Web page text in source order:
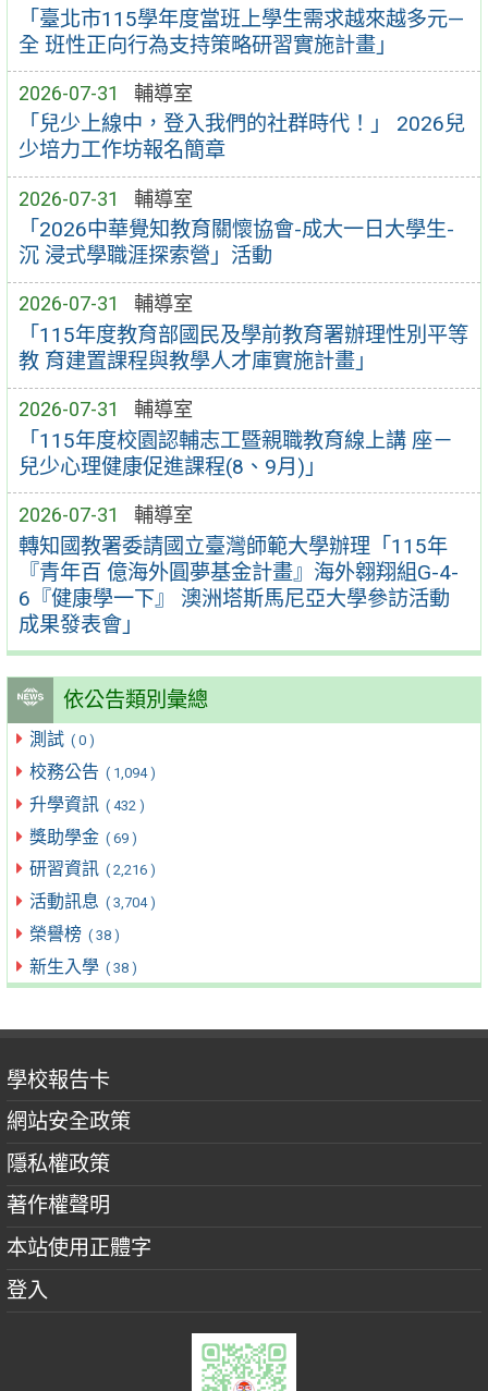
「臺北市115學年度當班上學生需求越來越多元—
全 班性正向行為支持策略研習實施計畫」
2026-07-31 輔導室
「兒少上線中，登入我們的社群時代！」 2026兒
少培力工作坊報名簡章
2026-07-31 輔導室
「2026中華覺知教育關懷協會-成大一日大學生-
沉 浸式學職涯探索營」活動
2026-07-31 輔導室
「115年度教育部國民及學前教育署辦理性別平等
教 育建置課程與教學人才庫實施計畫」
2026-07-31 輔導室
「115年度校園認輔志工暨親職教育線上講 座－
兒少心理健康促進課程(8、9月)」
2026-07-31 輔導室
轉知國教署委請國立臺灣師範大學辦理「115年
『青年百 億海外圓夢基金計畫』海外翱翔組G-4-
6『健康學一下』 澳洲塔斯馬尼亞大學參訪活動
成果發表會」
依公告類別彙總
測試 ( 0 )
校務公告 ( 1,094 )
升學資訊 ( 432 )
獎助學金 ( 69 )
研習資訊 ( 2,216 )
活動訊息 ( 3,704 )
榮譽榜 ( 38 )
新生入學 ( 38 )
學校報告卡
網站安全政策
隱私權政策
著作權聲明
本站使用正體字
登入